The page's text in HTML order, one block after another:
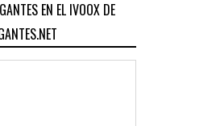
EN EL IVOOX DE